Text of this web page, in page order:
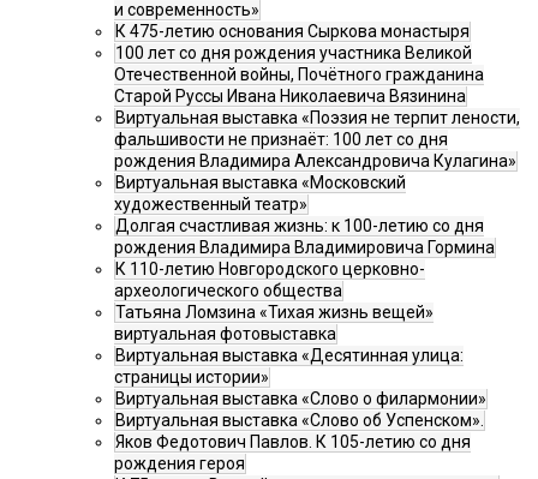
и современность»
К 475-летию основания Сыркова монастыря
100 лет со дня рождения участника Великой
Отечественной войны, Почётного гражданина
Старой Руссы Ивана Николаевича Вязинина
Виртуальная выставка «Поэзия не терпит лености,
фальшивости не признаёт: 100 лет со дня
рождения Владимира Александровича Кулагина»
Виртуальная выставка «Московский
художественный театр»
Долгая счастливая жизнь: к 100-летию со дня
рождения Владимира Владимировича Гормина
К 110-летию Новгородского церковно-
археологического общества
Татьяна Ломзина «Тихая жизнь вещей»
виртуальная фотовыставка
Виртуальная выставка «Десятинная улица:
страницы истории»
Виртуальная выставка «Слово о филармонии»
Виртуальная выставка «Слово об Успенском».
Яков Федотович Павлов. К 105-летию со дня
рождения героя